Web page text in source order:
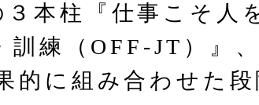
本柱『仕事こそ人
訓練（OFF-JT）』
的に組み合わせた